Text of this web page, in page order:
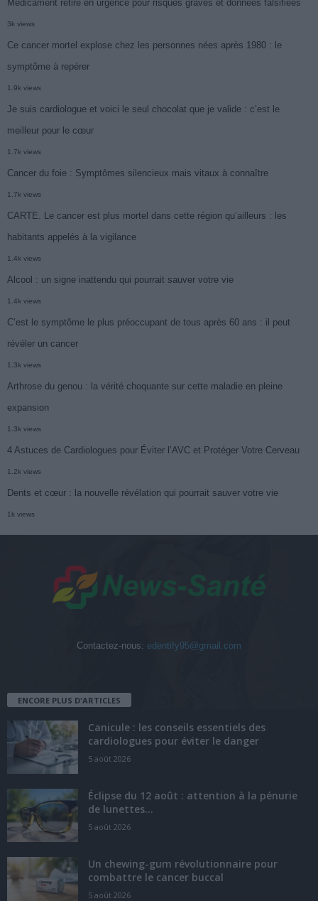
Médicament retiré en urgence pour risques graves et données falsifiées
3k views
Ce cancer mortel explose chez les personnes nées après 1980 : le
symptôme à repérer
1.9k views
Je suis cardiologue et voici le seul chocolat que je valide : c’est le
meilleur pour le cœur
1.7k views
Cancer du foie : Symptômes silencieux mais vitaux à connaître
1.7k views
CARTE. Le cancer est plus mortel dans cette région qu’ailleurs : les
habitants appelés à la vigilance
1.4k views
Alcool : un signe inattendu qui pourrait sauver votre vie
1.4k views
C’est le symptôme le plus préoccupant de tous après 60 ans : il peut
révéler un cancer
1.3k views
Arthrose du genou : la vérité choquante sur cette maladie en pleine
expansion
1.3k views
4 Astuces de Cardiologues pour Éviter l’AVC et Protéger Votre Cerveau
1.2k views
Dents et cœur : la nouvelle révélation qui pourrait sauver votre vie
1k views
Contactez-nous: edentify95@gmail.com
ENCORE PLUS D'ARTICLES
Canicule : les conseils essentiels des
cardiologues pour éviter le danger
5 août 2026
Éclipse du 12 août : attention à la pénurie
de lunettes...
5 août 2026
Un chewing-gum révolutionnaire pour
combattre le cancer buccal
5 août 2026